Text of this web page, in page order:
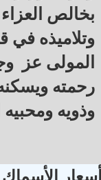
بخالص
وتلاميذه في
المولى عز
رحمته
وذويه